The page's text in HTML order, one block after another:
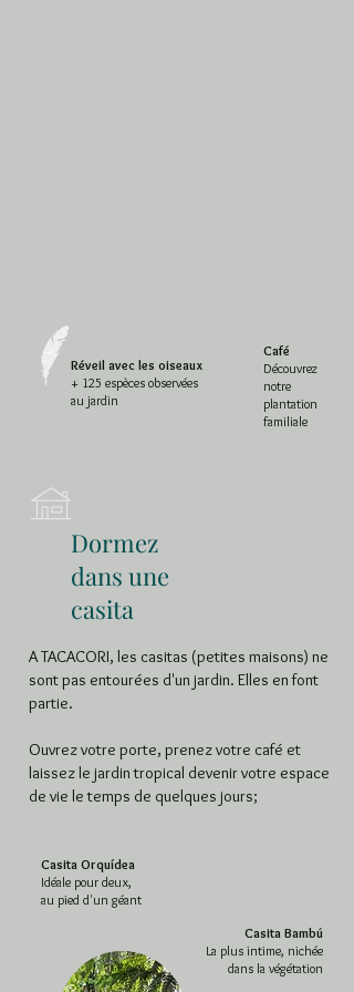
Réveil avec les oiseaux
+ 125 espèces observées
au jardin
Café
Découvrez
notre
plantation
familiale
Dormez
dans une
casita
A TACACORI, les casitas (petites maisons) ne
sont pas entourées d'un jardin. Elles en font
partie.
Ouvrez votre porte, prenez votre café et
laissez le jardin tropical devenir votre espace
de vie le temps de quelques jours;
Casita Orquídea
Idéale pour deux,
au pied d'un géant
Casita Bambú
La plus intime, nichée
dans la végétation